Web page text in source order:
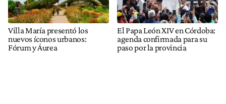
Villa María presentó los
nuevos íconos urbanos:
Fórum y Áurea
El Papa León XIV en Córdoba:
agenda confirmada para su
paso por la provincia